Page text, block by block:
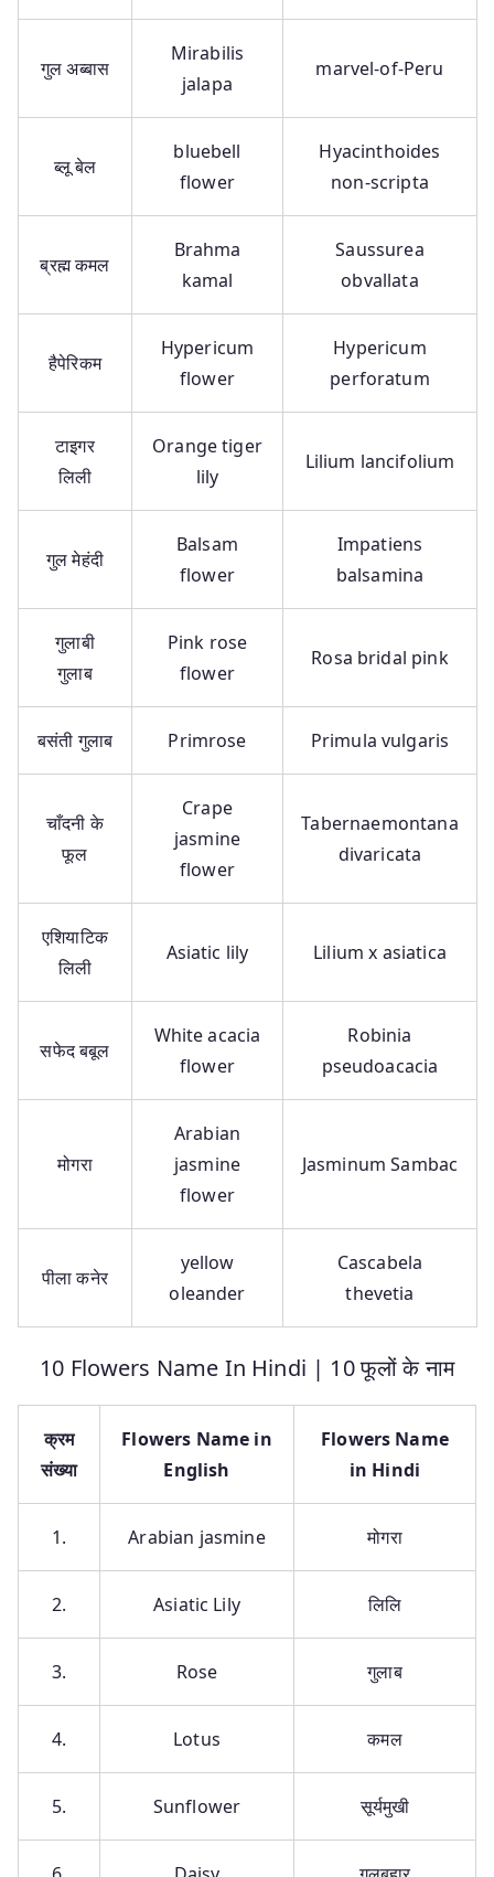
गुल अब्बास
Mirabilis
jalapa
marvel-of-Peru
ब्लू बेल
bluebell
flower
Hyacinthoides
non-scripta
ब्रह्म कमल
Brahma
kamal
Saussurea
obvallata
हैपेरिकम
Hypericum
flower
Hypericum
perforatum
टाइगर
लिली
Orange tiger
lily
Lilium lancifolium
गुल मेहंदी
Balsam
flower
Impatiens
balsamina
गुलाबी
गुलाब
Pink rose
flower
Rosa bridal pink
बसंती गुलाब Primrose Primula vulgaris
चाँदनी के
फूल
Crape
jasmine
flower
Tabernaemontana
divaricata
एशियाटिक
लिली
Asiatic lily Lilium x asiatica
सफेद बबूल
White acacia
flower
Robinia
pseudoacacia
मोगरा
Arabian
jasmine
flower
Jasminum Sambac
पीला कनेर
yellow
oleander
Cascabela
thevetia
10 Flowers Name In Hindi | 10 फूलों के नाम
क्रम
संख्या
Flowers Name in
English
Flowers Name
in Hindi
1. Arabian jasmine मोगरा
2. Asiatic Lily लिलि
3. Rose गुलाब
4. Lotus कमल
5. Sunflower सूर्यमुखी